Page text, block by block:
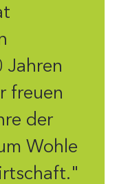
Jahren
freuen
der
Wohle